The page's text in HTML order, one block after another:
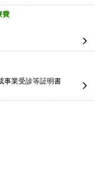
費
事業受診等証明書